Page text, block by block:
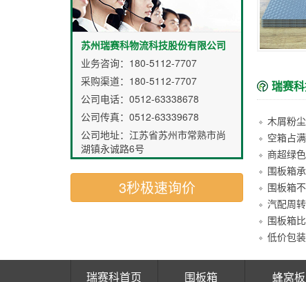
苏州瑞赛科物流科技股份有限公司
业务咨询： 180-5112-7707
采购渠道： 180-5112-7707
公司电话：0512-63338678
公司传真：0512-63339678
公司地址：江苏省苏州市常熟市尚
湖镇永诚路6号
3秒极速询价
瑞赛
空箱占
围板箱
汽配周
瑞赛科首页 围板箱 蜂窝板